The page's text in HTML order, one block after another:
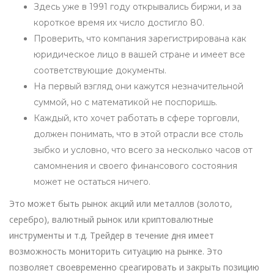
Здесь уже в 1991 году открывались биржи, и за
короткое время их число достигло 80.
Проверить, что компания зарегистрирована как
юридическое лицо в вашей стране и имеет все
соответствующие документы.
На первый взгляд они кажутся незначительной
суммой, но с математикой не поспоришь.
Каждый, кто хочет работать в сфере торговли,
должен понимать, что в этой отрасли все столь
зыбко и условно, что всего за несколько часов от
самомнения и своего финансового состояния
может не остаться ничего.
Это может быть рынок акций или металлов (золото,
серебро), валютный рынок или криптовалютные
инструменты и т.д. Трейдер в течение дня имеет
возможность мониторить ситуацию на рынке. Это
позволяет своевременно среагировать и закрыть позицию